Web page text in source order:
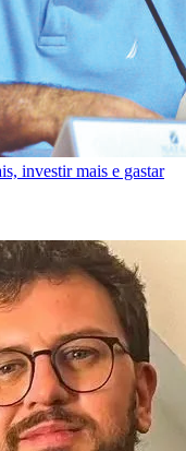
investir mais e gastar